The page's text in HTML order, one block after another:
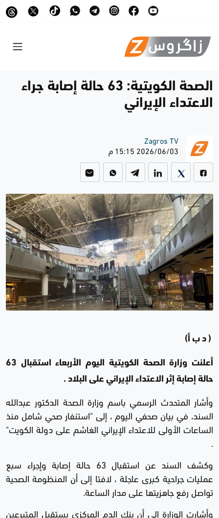
الصحة الكويتية: 63 حالة إصابة جراء
الاعتداء الإيراني
Zagros TV
2026/06/03 15:15 م
( د ب أ)
أعلنت وزارة الصحة الكويتية اليوم الأربعاء استقبال 63
حالة إصابة إثر الاعتداء الإيراني على البلاد .
وأشار المتحدث الرسمي باسم وزارة الصحة الدكتور عبدالله
السند، في بيان صحفي اليوم ، إلى "استنفار صحي شامل منذ
الساعات الأولى للاعتداء الإيراني الغاشم على دولة الكويت"
.
وكشف السند عن استقبال 63 حالة إصابة وإجراء سبع
عمليات جراحية كبرى عاجلة ، لافتا إلى أن المنظومة الصحية
تواصل رفع جاهزيتها على مدار الساعة.
وأشارت الوزارة إلى أن بنك الدم المركزي يستقبل المتبرعين